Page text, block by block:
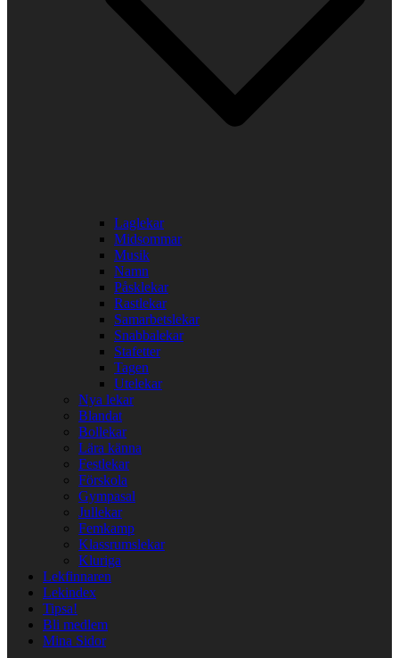
Laglekar
Midsommar
Musik
Namn
Påsklekar
Rastlekar
Samarbetslekar
Snabbalekar
Stafetter
Tagen
Utelekar
Nya lekar
Blandat
Bollekar
Lära känna
Festlekar
Förskola
Gympasal
Jullekar
Femkamp
Klassrumslekar
Kluriga
Lekfinnaren
Lekindex
Tipsa!
Bli medlem
Mina Sidor